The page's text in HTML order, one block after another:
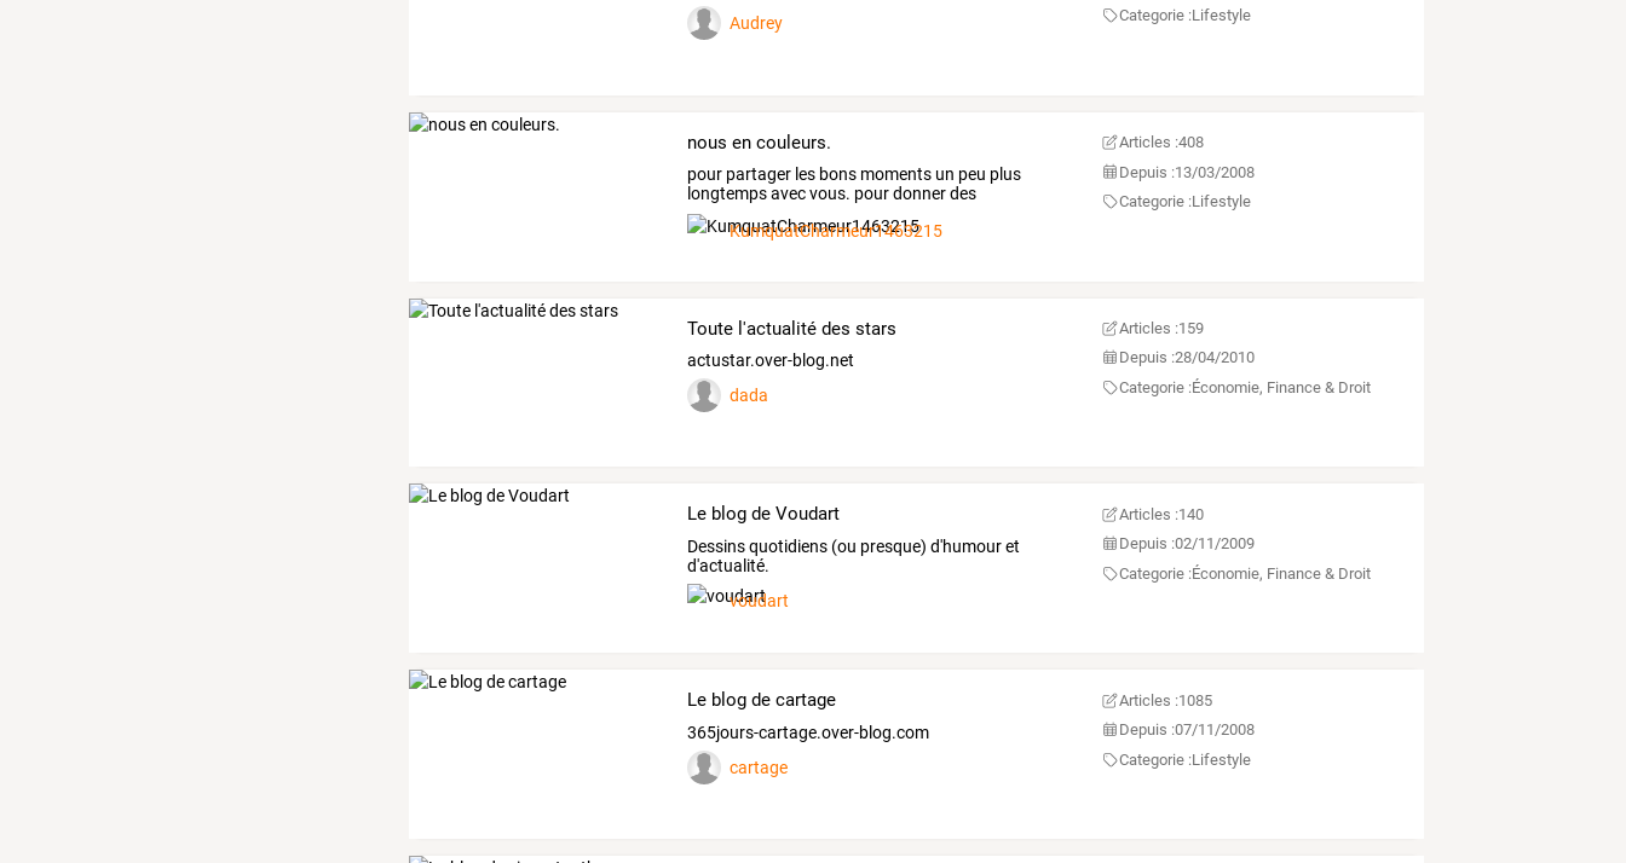
Audrey
Categorie :Lifestyle
nous en couleurs.
pour partager les bons moments un peu plus
longtempsavecvous. pourdonnerdes
nouvelles
KumquatCharmeur1463215
Articles :408
Depuis :13/03/2008
Categorie :Lifestyle
Toute l'actualité des stars
actustar.over-blog.net
dada
Articles :159
Depuis :28/04/2010
Categorie :Économie, Finance & Droit
Le blog de Voudart
Dessins quotidiens (ou presque) d'humour et
d'actualité.
voudart
Articles :140
Depuis :02/11/2009
Categorie :Économie, Finance & Droit
Le blog de cartage
365jours-cartage.over-blog.com
cartage
Articles :1085
Depuis :07/11/2008
Categorie :Lifestyle